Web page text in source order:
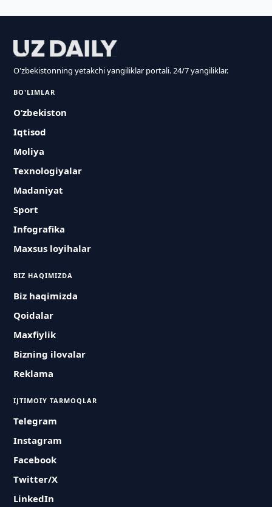
O'zbekistonning yetakchi yangiliklar portali. 24/7 yangiliklar.
BO'LIMLAR
O‘zbekiston
Iqtisod
Moliya
Texnologiyalar
Madaniyat
Sport
Infografika
Maxsus loyihalar
BIZ HAQIMIZDA
Biz haqimizda
Qoidalar
Maxfiylik
Bizning ilovalar
Reklama
IJTIMOIY TARMOQLAR
Telegram
Instagram
Facebook
Twitter/X
LinkedIn